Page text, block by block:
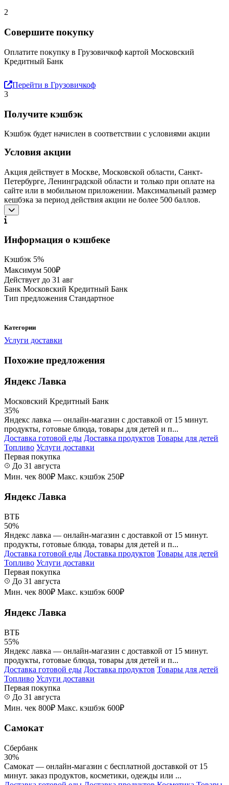
2
Совершите покупку
Оплатите покупку в Грузовичкоф картой Московский
Кредитный Банк
Перейти в Грузовичкоф
3
Получите кэшбэк
Кэшбэк будет начислен в соответствии с условиями акции
Условия акции
Акция действует в Москве, Московской области, Санкт-
Петербурге, Ленинградской области и только при оплате на
сайте или в мобильном приложении. Максимальный размер
кешбэка за период действия акции не более 500 баллов.
Информация о кэшбеке
Кэшбэк 5%
Максимум 500₽
Действует до 31 авг
Банк Московский Кредитный Банк
Тип предложения Стандартное
Категории
Услуги доставки
Похожие предложения
Яндекс Лавка
Московский Кредитный Банк
35%
Яндекс лавка — онлайн-магазин с доставкой от 15 минут.
продукты, готовые блюда, товары для детей и п...
Доставка готовой еды Доставка продуктов Товары для детей
Топливо Услуги доставки
Первая покупка
До 31 августа
Мин. чек 800₽ Макс. кэшбэк 250₽
Яндекс Лавка
ВТБ
50%
Яндекс лавка — онлайн-магазин с доставкой от 15 минут.
продукты, готовые блюда, товары для детей и п...
Доставка готовой еды Доставка продуктов Товары для детей
Топливо Услуги доставки
Первая покупка
До 31 августа
Мин. чек 800₽ Макс. кэшбэк 600₽
Яндекс Лавка
ВТБ
55%
Яндекс лавка — онлайн-магазин с доставкой от 15 минут.
продукты, готовые блюда, товары для детей и п...
Доставка готовой еды Доставка продуктов Товары для детей
Топливо Услуги доставки
Первая покупка
До 31 августа
Мин. чек 800₽ Макс. кэшбэк 600₽
Самокат
Сбербанк
30%
Самокат — онлайн-магазин с бесплатной доставкой от 15
минут. заказ продуктов, косметики, одежды или ...